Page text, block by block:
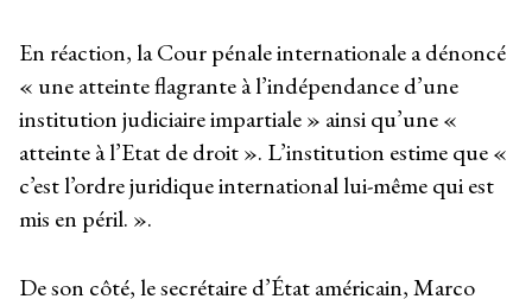
En réaction, la Cour pénale internationale a dénoncé
« une atteinte flagrante à l’indépendance d’une
institution judiciaire impartiale » ainsi qu’une «
atteinte à l’Etat de droit ». L’institution estime que «
c’est l’ordre juridique international lui-même qui est
mis en péril. ».
De son côté, le secrétaire d’État américain, Marco